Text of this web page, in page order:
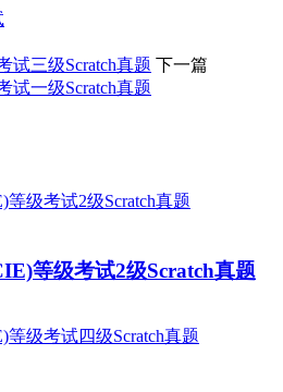
试三级Scratch真题 下一篇
试一级Scratch真题
等级考试2级Scratch真题